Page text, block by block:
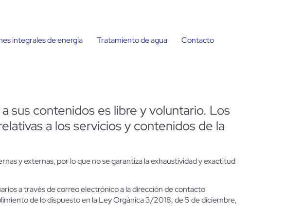
integrales de energía Tratamiento de agua Contacto
sus contenidos es libre y voluntario. Los
a los servicios y contenidos de la
y externas, por lo que no se garantiza la exhaustividad y exactitud
a través de correo electrónico a la dirección de contacto
de lo dispuesto en la Ley Orgánica 3/2018, de 5 de diciembre,